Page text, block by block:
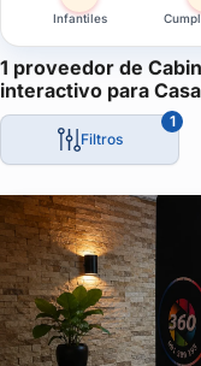
Infantiles
1 proveedor de
interactivo para
Filtros
1
En las cabinas de
En las plataformas de
A los invitados les
También los pueden